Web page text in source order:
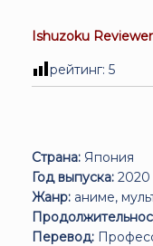
Ishuzoku
рейтинг: 5
Страна: Япония
Год выпуска: 2020
Жанр: аниме,
Перевод: